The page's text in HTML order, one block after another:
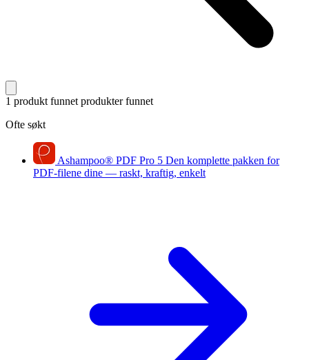
1 produkt funnet produkter funnet
Ofte søkt
Ashampoo® PDF Pro 5 Den komplette pakken for
PDF-filene dine — raskt, kraftig, enkelt